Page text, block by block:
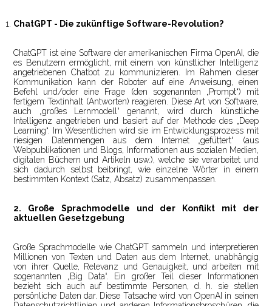
ChatGPT - Die zukünftige Software-Revolution?
ChatGPT ist eine Software der amerikanischen Firma OpenAI, die
es Benutzern ermöglicht, mit einem von künstlicher Intelligenz
angetriebenen Chatbot zu kommunizieren. Im Rahmen dieser
Kommunikation kann der Roboter auf eine Anweisung, einen
Befehl und/oder eine Frage (den sogenannten „Prompt“) mit
fertigem Textinhalt (Antworten) reagieren. Diese Art von Software,
auch „großes Lernmodell“ genannt, wird durch künstliche
Intelligenz angetrieben und basiert auf der Methode des „Deep
Learning“. Im Wesentlichen wird sie im Entwicklungsprozess mit
riesigen Datenmengen aus dem Internet „gefüttert“ (aus
Webpublikationen und Blogs, Informationen aus sozialen Medien,
digitalen Büchern und Artikeln usw.), welche sie verarbeitet und
sich dadurch selbst beibringt, wie einzelne Wörter in einem
bestimmten Kontext (Satz, Absatz) zusammenpassen.
2. Große Sprachmodelle und der Konflikt mit der
aktuellen Gesetzgebung
Große Sprachmodelle wie ChatGPT sammeln und interpretieren
Millionen von Texten und Daten aus dem Internet, unabhängig
von ihrer Quelle, Relevanz und Genauigkeit, und arbeiten mit
sogenannten „Big Data“. Ein großer Teil dieser Informationen
bezieht sich auch auf bestimmte Personen, d. h. sie stellen
persönliche Daten dar. Diese Tatsache wird von OpenAI in seinen